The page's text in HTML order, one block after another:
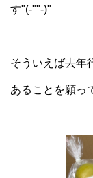
す"(-""-)"
そういえば去年
あることを願っ